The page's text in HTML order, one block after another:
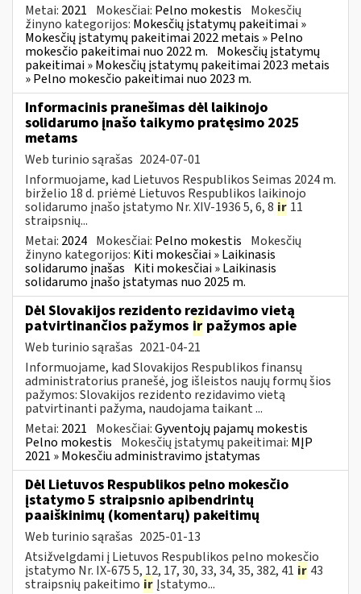
Metai: 2021 Mokesčiai: Pelno mokestis Mokesčių
žinyno kategorijos: Mokesčių įstatymų pakeitimai »
Mokesčių įstatymų pakeitimai 2022 metais » Pelno
mokesčio pakeitimai nuo 2022 m. Mokesčių įstatymų
pakeitimai » Mokesčių įstatymų pakeitimai 2023 metais
» Pelno mokesčio pakeitimai nuo 2023 m.
Informacinis pranešimas dėl laikinojo
solidarumo įnašo taikymo pratęsimo 2025
metams
Web turinio sąrašas 2024-07-01
Informuojame, kad Lietuvos Respublikos Seimas 2024 m.
birželio 18 d. priėmė Lietuvos Respublikos laikinojo
solidarumo įnašo įstatymo Nr. XIV-1936 5, 6, 8 ir 11
straipsnių...
Metai: 2024 Mokesčiai: Pelno mokestis Mokesčių
žinyno kategorijos: Kiti mokesčiai » Laikinasis
solidarumo įnašas Kiti mokesčiai » Laikinasis
solidarumo įnašo įstatymas nuo 2025 m.
Dėl Slovakijos rezidento rezidavimo vietą
patvirtinančios pažymos ir pažymos apie
Web turinio sąrašas 2021-04-21
Informuojame, kad Slovakijos Respublikos finansų
administratorius pranešė, jog išleistos naujų formų šios
pažymos: Slovakijos rezidento rezidavimo vietą
patvirtinanti pažyma, naudojama taikant ...
Metai: 2021 Mokesčiai:Gyventojų pajamų mokestis
Pelno mokestis Mokesčių įstatymų pakeitimai: MĮP
2021 » Mokesčiu administravimo įstatymas
Dėl Lietuvos Respublikos pelno mokesčio
įstatymo 5 straipsnio apibendrintų
paaiškinimų (komentarų) pakeitimų
Web turinio sąrašas 2025-01-13
Atsižvelgdami į Lietuvos Respublikos pelno mokesčio
įstatymo Nr. IX-675 5, 12, 17, 30, 33, 34, 35, 382, 41 ir 43
straipsnių pakeitimo ir Įstatymo...